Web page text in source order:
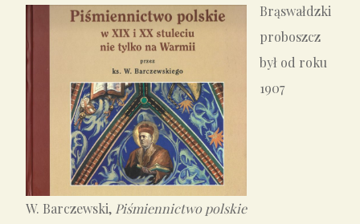
W. Barczewski, Piśmiennictwo polskie
Brąswałdzki
proboszcz
był od roku
1907